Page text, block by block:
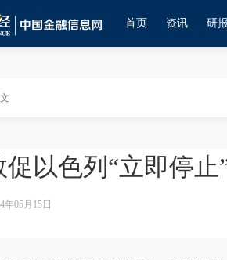
首页 资讯 研报
促以色列“立即停
年05月15日